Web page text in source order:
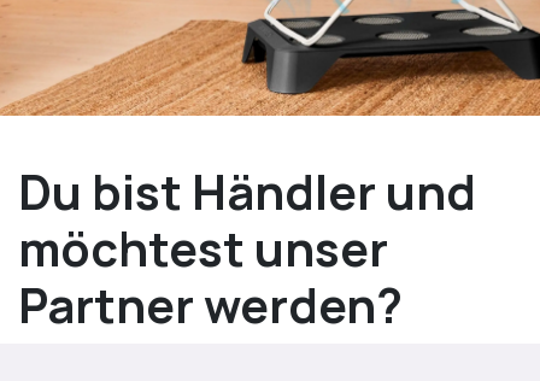
Du bist Händler und
möchtest unser
Partner werden?